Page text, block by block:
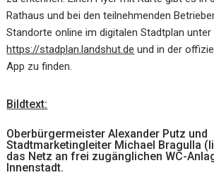
Rathaus und bei den teilnehmenden
Standorte online im digitalen Stadtplan unter
https://stadplan.landshut.de und in der
App zu finden.
Bildtext:
Oberbürgermeister Alexander Putz und
Stadtmarketingleiter Michael Bragulla
das Netz an frei zugänglichen WC-
Innenstadt.